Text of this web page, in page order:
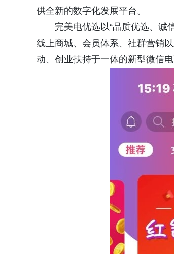
供全新的数字化发展平台。
完美电优选以“品质优选、诚
线上商城、会员体系、社群营销
动、创业扶持于一体的新型微信电